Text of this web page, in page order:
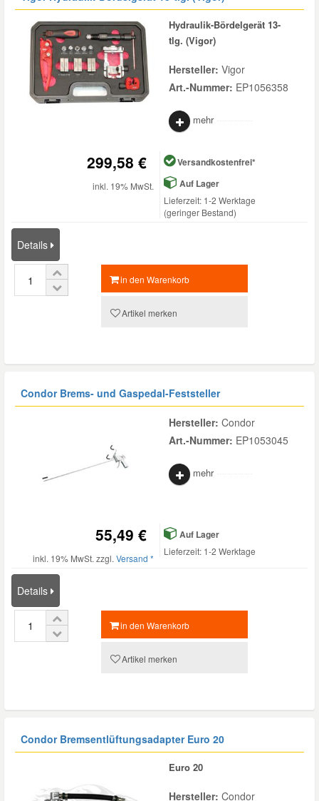
Hydraulik-Bördelgerät 13-
tlg. (Vigor)
Hersteller: Vigor
Art.-Nummer: EP1056358
mehr
299,58 €
inkl. 19% MwSt.
Versandkostenfrei*
Auf Lager
Lieferzeit: 1-2 Werktage
(geringer Bestand)
Details
in den Warenkorb
Artikel merken
Condor Brems- und Gaspedal-Feststeller
Hersteller: Condor
Art.-Nummer: EP1053045
mehr
55,49 €
inkl. 19% MwSt. zzgl. Versand *
Auf Lager
Lieferzeit: 1-2 Werktage
Details
in den Warenkorb
Artikel merken
Condor Bremsentlüftungsadapter Euro 20
Euro 20
Hersteller: Condor
Scheibenreinigung
Zündanlage und Glühanlage
Reparatur-Zubehör
Karosserie Werkzeug
Schlüsselgehäuse
Werkstattbedarf
Winter-Autozubehör
Daewoo Ersatzteile
Daihatsu Ersatzteile
Dodge Ersatzteile
Hyundai Ersatzteile
Jeep Ersatzteile
Kia Ersatzteile
Lancia Ersatzteile
Mercedes Ersatzteile
Mitsubishi Ersatzteile
Porsche Ersatzteile
Seat Ersatzteile
Skoda Ersatzteile
Toyota Ersatzteile
Vauxhall Ersatzteile